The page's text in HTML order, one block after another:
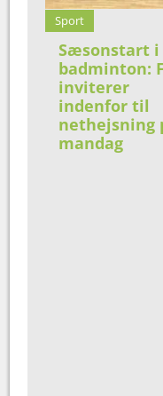
Sport
Sæsonstart i
badminton:
inviterer
indenfor til
nethejsning
mandag